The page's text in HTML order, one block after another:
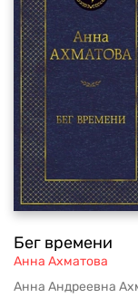
Бег времени
Анна Ахматова
Анна Андреевна